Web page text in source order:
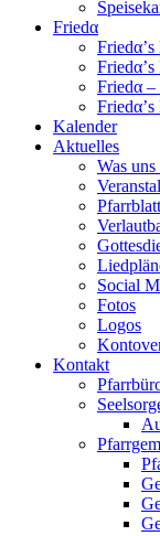
Friedα
Friedα’s
Friedα
Kalender
Aktuelles
Was
Social
Fotos
Logos
Kontakt